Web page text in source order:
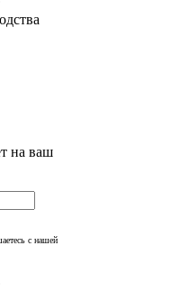
на ваш
с нашей